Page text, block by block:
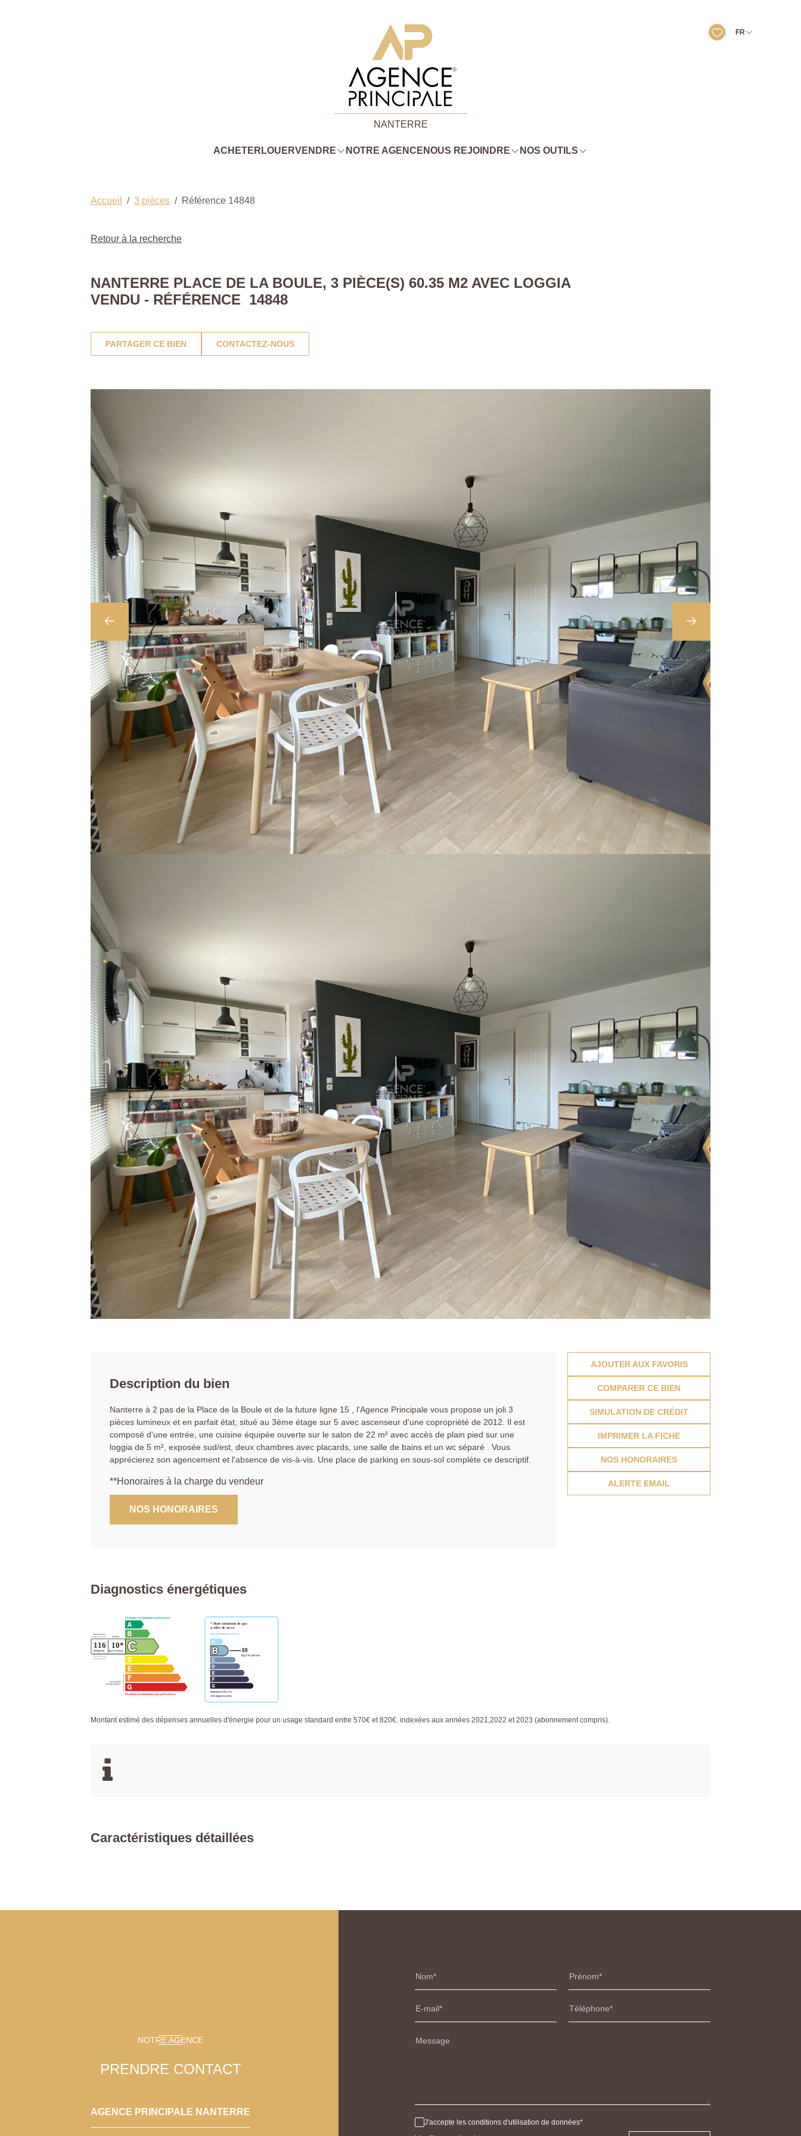
FR
NANTERRE
ACHETER LOUERVENDRE NOTRE AGENCE NOUS REJOINDRE NOS OUTILS
Accueil 3 pièces Référence 14848
Retour à la recherche
NANTERRE PLACE DE LA BOULE, 3 PIÈCE(S) 60.35 M2 AVEC LOGGIA
VENDU - RÉFÉRENCE 14848
PARTAGER CE BIEN CONTACTEZ-NOUS
Description du bien
Nanterre à 2 pas de la Place de la Boule et de la future ligne 15 , l'Agence Principale vous propose un joli 3
pièces lumineux et en parfait état, situé au 3ème étage sur 5 avec ascenseur d'une copropriété de 2012. Il est
composé d'une entrée, une cuisine équipée ouverte sur le salon de 22 m² avec accès de plain pied sur une
loggia de 5 m², exposée sud/est, deux chambres avec placards, une salle de bains et un wc séparé . Vous
apprécierez son agencement et l'absence de vis-à-vis. Une place de parking en sous-sol complète ce descriptif.
**Honoraires à la charge du vendeur
NOS HONORAIRES
AJOUTER AUX FAVORIS
COMPARER CE BIEN
SIMULATION DE CRÉDIT
IMPRIMER LA FICHE
NOS HONORAIRES
ALERTE EMAIL
Diagnostics énergétiques
Montant estimé des dépenses annuelles d'énergie pour un usage standard entre 570€ et 820€. indexées aux années 2021,2022 et 2023 (abonnement compris).
Caractéristiques détaillées
NOTRE AGENCE
PRENDRE CONTACT
AGENCE PRINCIPALE NANTERRE
Nom Prénom
E-mail Téléphone
Message
J'accepte les conditions d'utilisation de données